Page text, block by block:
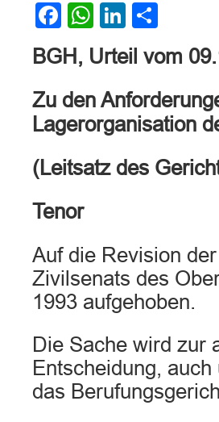
Facebook
WhatsApp
LinkedIn
BGH, Urteil vom
Zu den
Lagerorganisation
(Leitsatz des
Tenor
Auf die Revision
Zivilsenats des
1993 aufgehoben.
Die Sache wird zur
Entscheidung,
das